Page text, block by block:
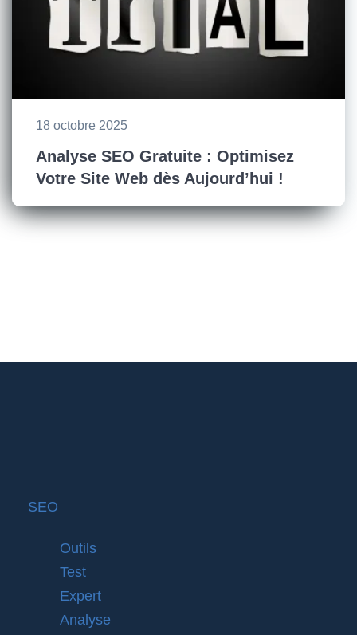
18 octobre 2025
Analyse SEO Gratuite : Optimisez
Votre Site Web dès Aujourd’hui !
SEO
Outils
Test
Expert
Analyse